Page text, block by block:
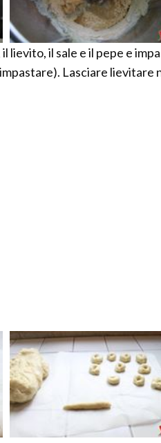
lievito, il sale e il pepe e
Lasciare lievitare